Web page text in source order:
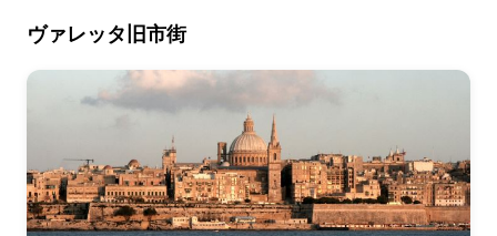
ヴァレッタ旧市街